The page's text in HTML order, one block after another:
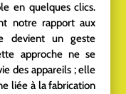
en quelques clics.
notre rapport aux
devient un geste
approche ne se
des appareils ; elle
liée à la fabrication